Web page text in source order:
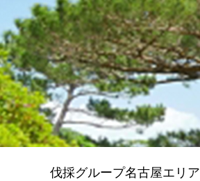
伐採グループ名古屋エリア